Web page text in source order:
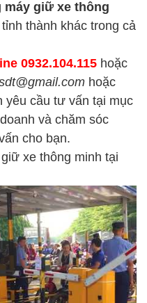
máy giữ xe thông
thành khác trong cả
0932.104.115 hoặc
hoặc
yêu cầu tư vấn tại mục
và chăm sóc
cho bạn.
xe thông minh tại